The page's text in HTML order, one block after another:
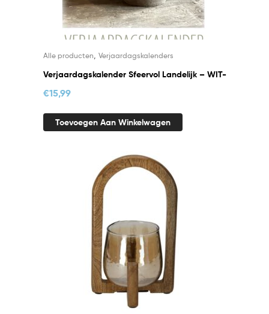
Alle producten Verjaardagskalenders
Verjaardagskalender Sfeervol Landelijk – WIT-
€15,99
Toevoegen Aan Winkelwagen